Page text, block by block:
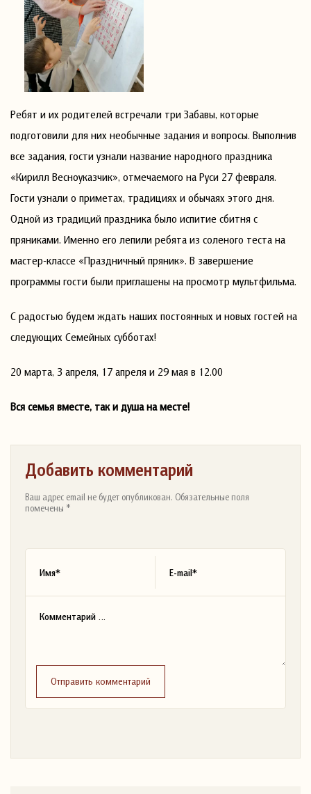
Ребят и их родителей встречали три Забавы, которые
подготовили для них необычные задания и вопросы. Выполнив
все задания, гости узнали название народного праздника
«Кирилл Весноуказчик», отмечаемого на Руси 27 февраля.
Гости узнали о приметах, традициях и обычаях этого дня.
Одной из традиций праздника было испитие сбитня с
пряниками. Именно его лепили ребята из соленого теста на
мастер-классе «Праздничный пряник». В завершение
программы гости были приглашены на просмотр мультфильма.
С радостью будем ждать наших постоянных и новых гостей на
следующих Семейных субботах!
20 марта, 3 апреля, 17 апреля и 29 мая в 12.00
Вся семья вместе, так и душа на месте!
Добавить комментарий
Ваш адрес email не будет опубликован. Обязательные поля
помечены *
Отправить комментарий